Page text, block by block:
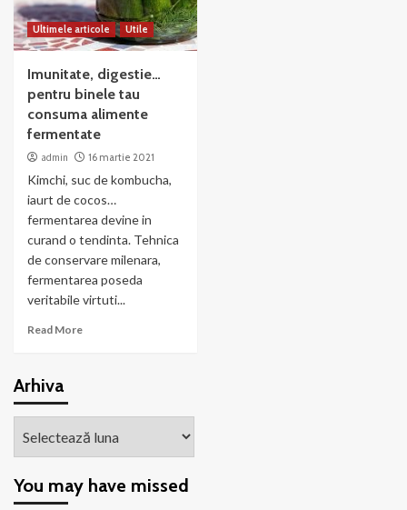
Ultimele articole Utile
Imunitate, digestie…
pentru binele tau
consuma alimente
fermentate
admin 16 martie 2021
Kimchi, suc de kombucha,
iaurt de cocos…
fermentarea devine in
curand o tendinta. Tehnica
de conservare milenara,
fermentarea poseda
veritabile virtuti...
Read More
Arhiva
You may have missed